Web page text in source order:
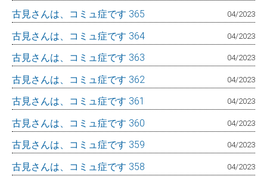
古見さんは、コミュ症です 365 04/2023
古見さんは、コミュ症です 364 04/2023
古見さんは、コミュ症です 363 04/2023
古見さんは、コミュ症です 362 04/2023
古見さんは、コミュ症です 361 04/2023
古見さんは、コミュ症です 360 04/2023
古見さんは、コミュ症です 359 04/2023
古見さんは、コミュ症です 358 04/2023